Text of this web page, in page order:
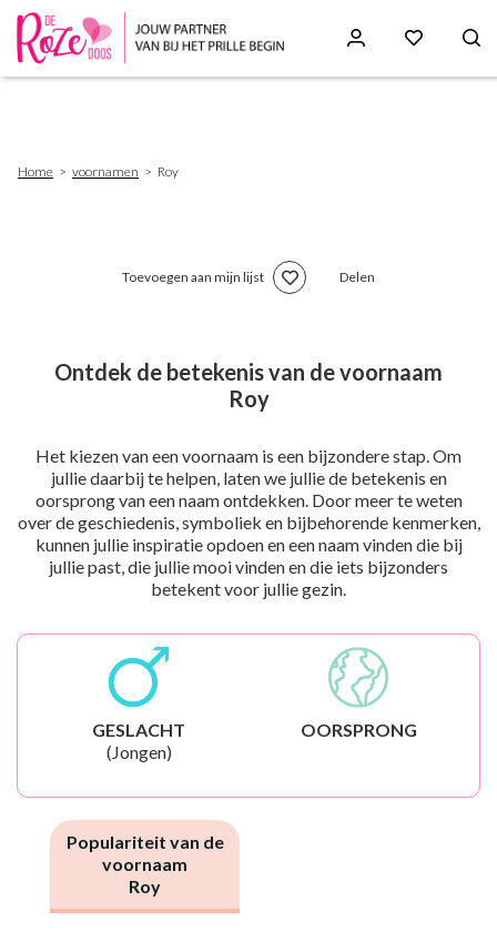
Home voornamen Roy
Toevoegen aan mijn lijst Delen
Ontdek de betekenis van de voornaam
Roy
Het kiezen van een voornaam is een bijzondere stap. Om
jullie daarbij te helpen, laten we jullie de betekenis en
oorsprong van een naam ontdekken. Door meer te weten
over de geschiedenis, symboliek en bijbehorende kenmerken,
kunnen jullie inspiratie opdoen en een naam vinden die bij
jullie past, die jullie mooi vinden en die iets bijzonders
betekent voor jullie gezin.
GESLACHT
(Jongen)
OORSPRONG
Populariteit van de
voornaam
Roy